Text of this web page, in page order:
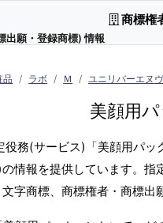
出願・登録商標) 情報
商標権
品 ラボ Ｍ ユニリバーエヌ
美顔用パ
役務(サービス)「美顔用パッ
情報を提供しています。
字商標、商標権者・商標